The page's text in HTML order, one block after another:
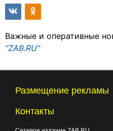
Важные и оперативные
"ZAB.RU"
Размещение рекламы
Контакты